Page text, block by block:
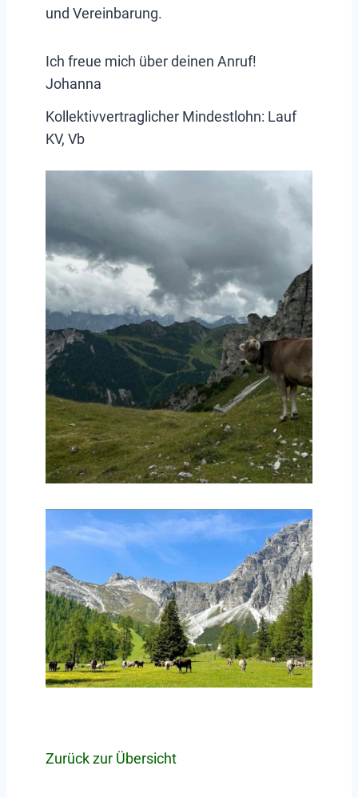
und Vereinbarung.
Ich freue mich über deinen Anruf!
Johanna
Kollektivvertraglicher Mindestlohn: Lauf
KV, Vb
Zurück zur Übersicht